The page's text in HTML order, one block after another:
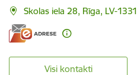
Skolas iela 28, Rīga, LV-1331
Visi kontakti